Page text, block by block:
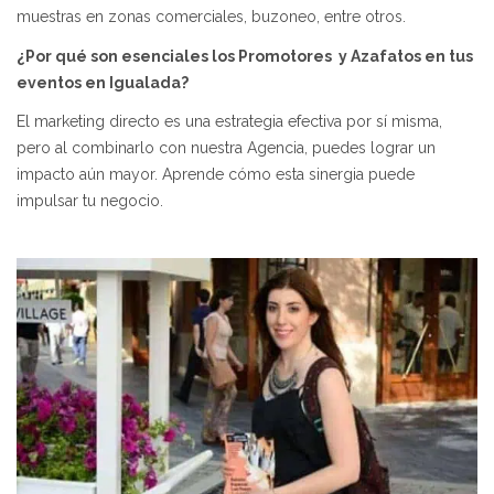
muestras en zonas comerciales, buzoneo, entre otros.
¿Por qué son esenciales los Promotores y Azafatos en tus
eventos en Igualada?
El marketing directo es una estrategia efectiva por sí misma,
pero al combinarlo con nuestra Agencia, puedes lograr un
impacto aún mayor. Aprende cómo esta sinergia puede
impulsar tu negocio.